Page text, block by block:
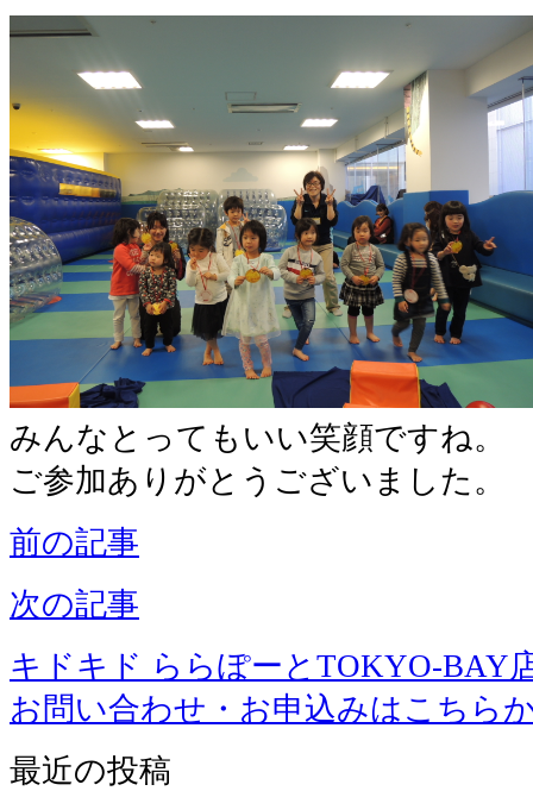
みんなとってもいい笑顔ですね。
ご参加ありがとうございました。
前の記事
次の記事
キドキド ららぽーとTOKYO-BAY
お問い合わせ・お申込みはこちら
最近の投稿